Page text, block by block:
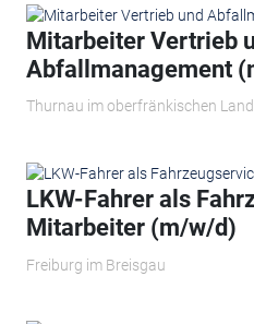
Mitarbeiter Vertrieb
Abfallmanagement
Thurnau im oberfränkischen
LKW-Fahrer als
Mitarbeiter (m/w/d)
Freiburg im Breisgau